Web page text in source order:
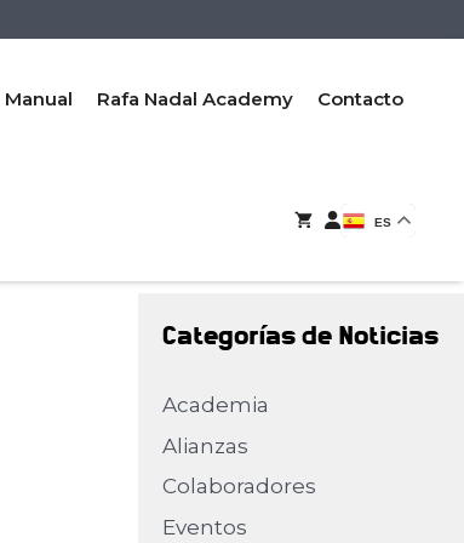
Manual Rafa Nadal Academy Contacto
ES
Categorías de Noticias
Academia
Alianzas
Colaboradores
Eventos